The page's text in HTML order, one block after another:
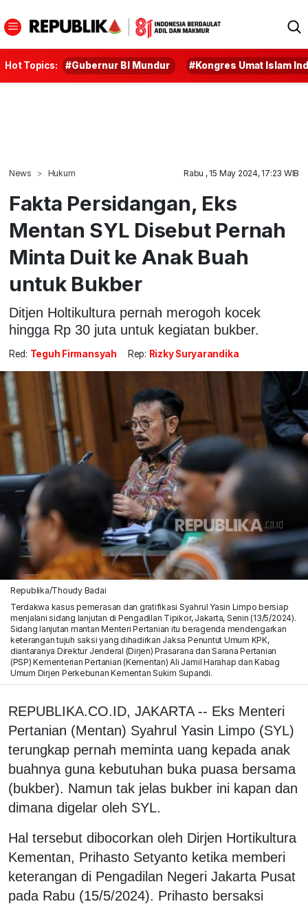
Hot Topics: #Gubernur BI Mundur #Kongres Umat Islam
News Hukum Rabu , 15 May 2024, 17:23 WIB
Fakta Persidangan, Eks
Mentan SYL Disebut Pernah
Minta Duit ke Anak Buah
untuk Bukber
Ditjen Holtikultura pernah merogoh kocek
hingga Rp 30 juta untuk kegiatan bukber.
Red: Teguh Firmansyah Rep: Rizky Suryarandika
Republika/Thoudy Badai
Terdakwa kasus pemerasan dan gratifikasi Syahrul Yasin Limpo bersiap
menjalani sidang lanjutan di Pengadilan Tipikor, Jakarta, Senin (13/5/2024).
Sidang lanjutan mantan Menteri Pertanian itu beragenda mendengarkan
keterangan tujuh saksi yang dihadirkan Jaksa Penuntut Umum KPK,
diantaranya Direktur Jenderal (Dirjen) Prasarana dan Sarana Pertanian
(PSP) Kementerian Pertanian (Kementan) Ali Jamil Harahap dan Kabag
Umum Dirjen Perkebunan Kementan Sukim Supandi.
REPUBLIKA.CO.ID, JAKARTA -- Eks Menteri
Pertanian (Mentan) Syahrul Yasin Limpo (SYL)
terungkap pernah meminta uang kepada anak
buahnya guna kebutuhan buka puasa bersama
(bukber). Namun tak jelas bukber ini kapan dan
dimana digelar oleh SYL.
Hal tersebut dibocorkan oleh Dirjen Hortikultura
Kementan, Prihasto Setyanto ketika memberi
keterangan di Pengadilan Negeri Jakarta Pusat
pada Rabu (15/5/2024). Prihasto bersaksi